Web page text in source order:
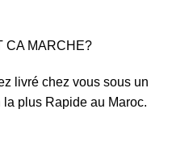
CA MARCHE?
livré chez vous sous un
plus Rapide au Maroc.